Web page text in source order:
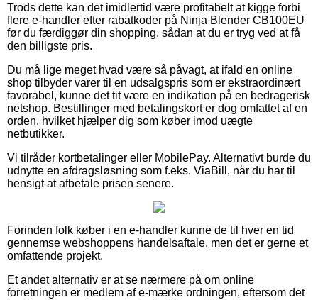
Trods dette kan det imidlertid være profitabelt at kigge forbi
flere e-handler efter rabatkoder på Ninja Blender CB100EU
før du færdiggør din shopping, sådan at du er tryg ved at få
den billigste pris.
Du må lige meget hvad være så påvagt, at ifald en online
shop tilbyder varer til en udsalgspris som er ekstraordinært
favorabel, kunne det tit være en indikation på en bedragerisk
netshop. Bestillinger med betalingskort er dog omfattet af en
orden, hvilket hjælper dig som køber imod uægte
netbutikker.
Vi tilråder kortbetalinger eller MobilePay. Alternativt burde du
udnytte en afdragsløsning som f.eks. ViaBill, når du har til
hensigt at afbetale prisen senere.
Forinden folk køber i en e-handler kunne de til hver en tid
gennemse webshoppens handelsaftale, men det er gerne et
omfattende projekt.
Et andet alternativ er at se nærmere på om online
forretningen er medlem af e-mærke ordningen, eftersom det